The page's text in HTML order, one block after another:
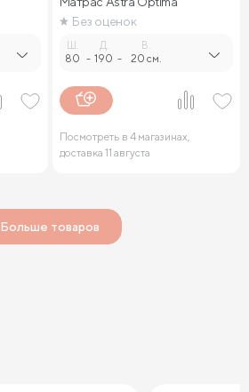
Без оценок
Ш.
80 -
Д.
190 -
В.
20 см.
Посмотреть в 4 магазинах,
доставка 11 августа
Больше товаров